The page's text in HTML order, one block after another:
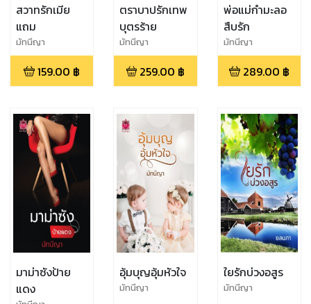
สวาทรักเมีย
แถม
มัทนีญา
159.00 ฿
ตราบาปรักเทพ
บุตรร้าย
มัทนีญา
259.00 ฿
พ่อแม่กำมะลอ
สืบรัก
มัทนีญา
289.00 ฿
มาม่าซังป้าย
แดง
อุ้มบุญอุ้มหัวใจ
มัทนีญา
ใยรักบ่วงอสูร
มัทนีญา